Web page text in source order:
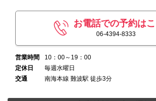
お電話での予約は
06-4394-8333
営業時間
10：00～19：00
定休日
毎週水曜日
交通
南海本線 難波駅 徒歩3分